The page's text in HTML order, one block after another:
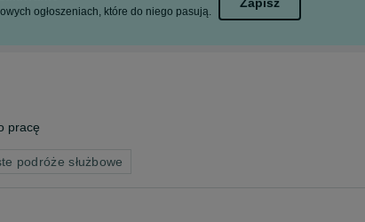
ogłoszeniach, które do niego pasują.
pracę
podróże służbowe